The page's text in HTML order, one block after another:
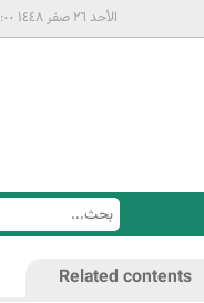
الأحد ٢٦ صفر ١٤٤٨ ١٠:٠٠
ا
س
ب
ح
Related contents